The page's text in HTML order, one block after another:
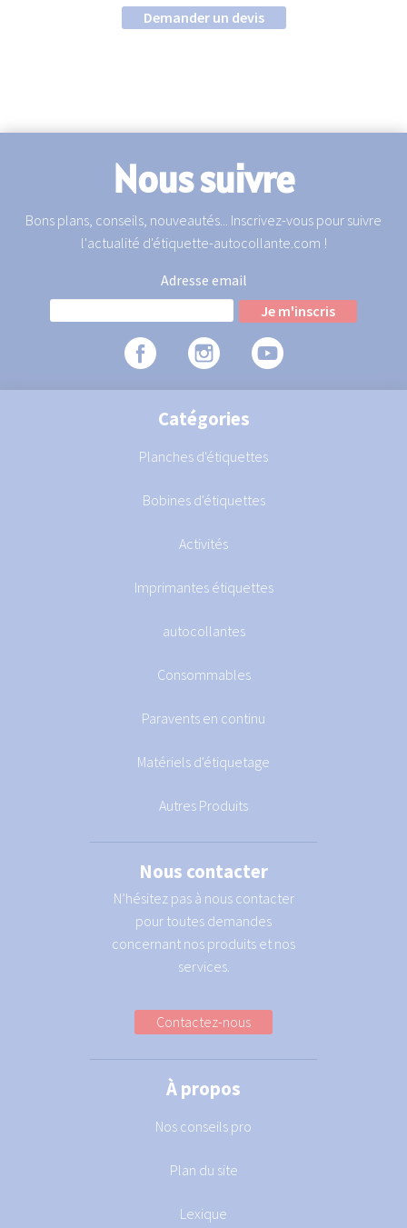
Demander un devis
Nous suivre
Bons plans, conseils, nouveautés... Inscrivez-vous pour suivre
l'actualité d'étiquette-autocollante.com !
Adresse email
Catégories
Planches d'étiquettes
Bobines d'étiquettes
Activités
Imprimantes étiquettes
autocollantes
Consommables
Paravents en continu
Matériels d'étiquetage
Autres Produits
Nous contacter
N’hésitez pas à nous contacter
pour toutes demandes
concernant nos produits et nos
services.
Contactez-nous
À propos
Nos conseils pro
Plan du site
Lexique